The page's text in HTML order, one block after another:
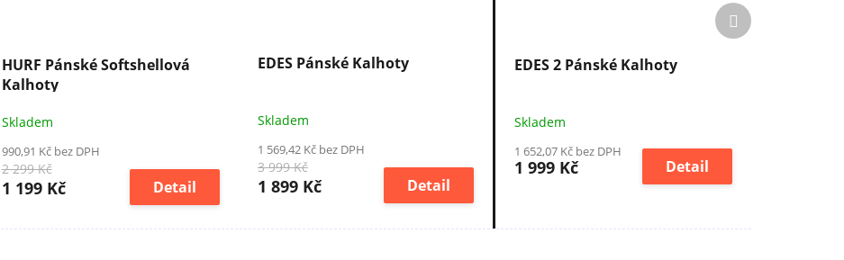
HURF Pánské Softshellová
Kalhoty
Skladem
990,91 Kč bez DPH
2 299 Kč
1 199 Kč Detail
EDES Pánské Kalhoty
Skladem
1 569,42 Kč bez DPH
3 999 Kč
1 899 Kč Detail
EDES 2 Pánské Kalhoty
Skladem
1 652,07 Kč bez DPH
1 999 Kč Detail
Další
produkt